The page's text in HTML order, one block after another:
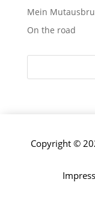
Mein
On the road
Copyright ©